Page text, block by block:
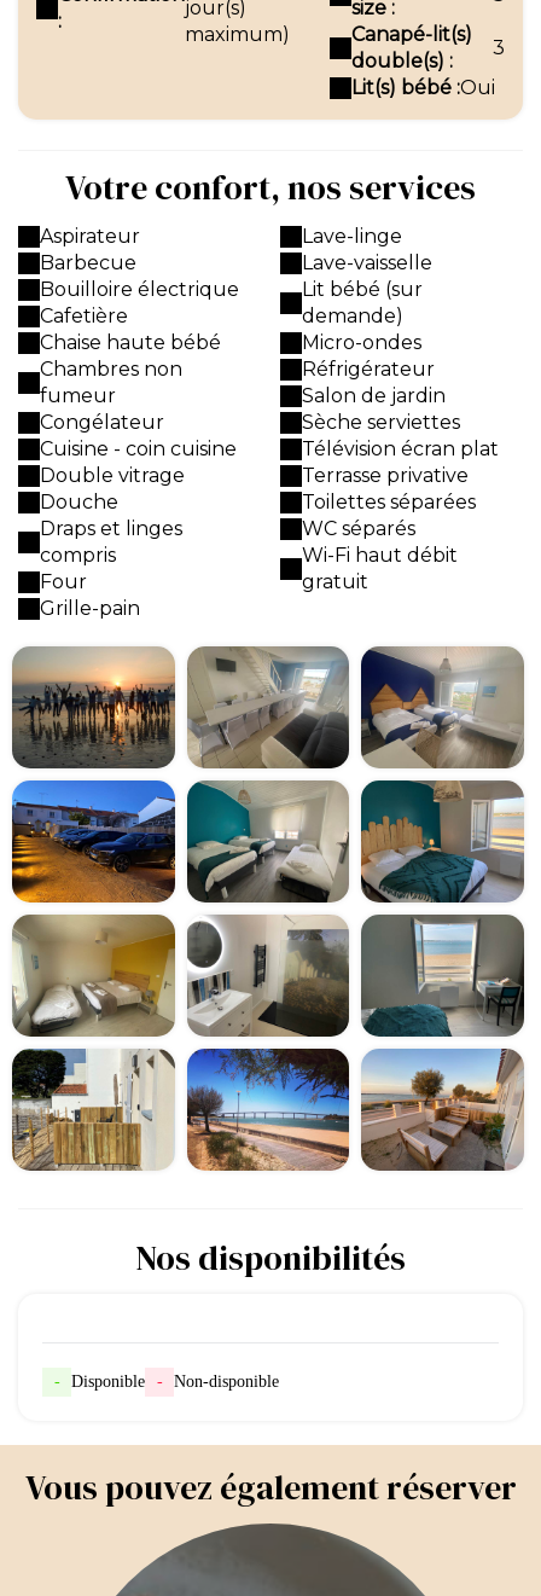
:
jour(s)
maximum)
size :
Canapé-lit(s)
double(s) :
3
Lit(s) bébé :Oui
Votre confort, nos services
Aspirateur
Barbecue
Bouilloire électrique
Cafetière
Chaise haute bébé
Chambres non
fumeur
Congélateur
Cuisine - coin cuisine
Double vitrage
Douche
Draps et linges
compris
Four
Grille-pain
Lave-linge
Lave-vaisselle
Lit bébé (sur
demande)
Micro-ondes
Réfrigérateur
Salon de jardin
Sèche serviettes
Télévision écran plat
Terrasse privative
Toilettes séparées
WC séparés
Wi-Fi haut débit
gratuit
Nos disponibilités
- Disponible - Non-disponible
Vous pouvez également réserver